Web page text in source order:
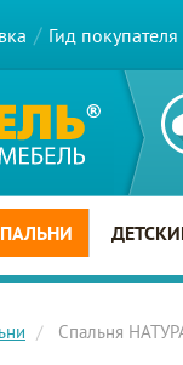
Гид покупателя
Спальня